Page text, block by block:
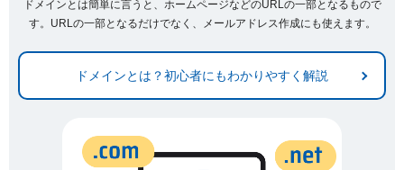
ドメインとは簡単に言うと、ホームページなどのURLの一部となるもので
す。URLの一部となるだけでなく、メールアドレス作成にも使えます。
ドメインとは？初心者にもわかりやすく解説